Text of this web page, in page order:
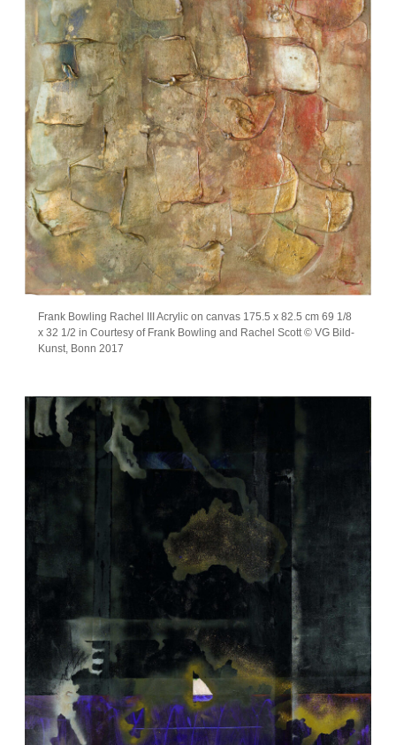
Frank Bowling Rachel III Acrylic on canvas 175.5 x 82.5 cm 69 1/8
x 32 1/2 in Courtesy of Frank Bowling and Rachel Scott © VG Bild-
Kunst, Bonn 2017